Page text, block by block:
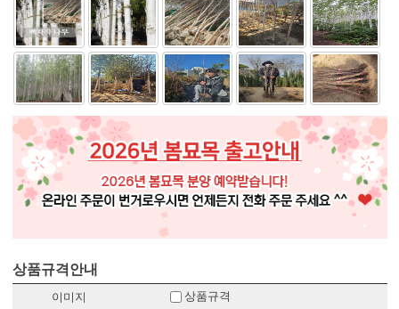
상품규격안내
이미지 상품규격